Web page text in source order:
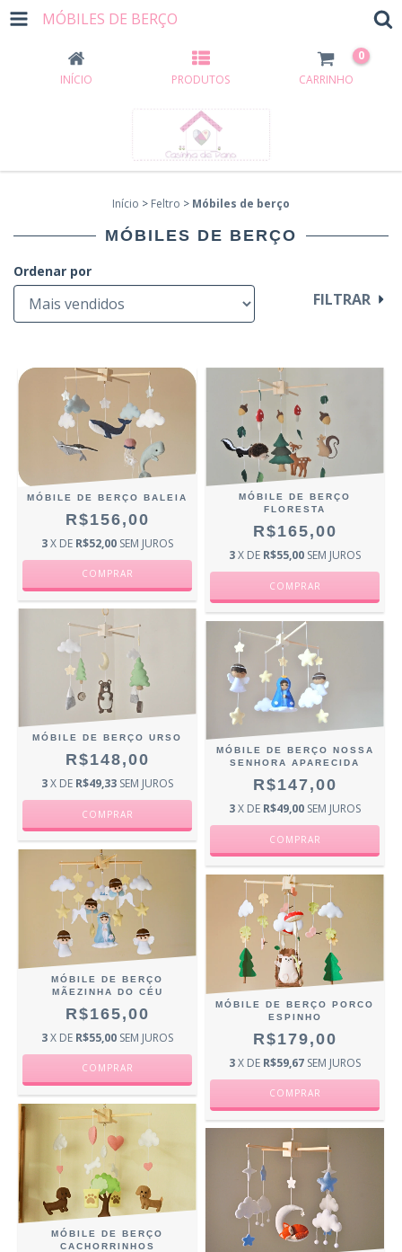
MÓBILES DE BERÇO
INÍCIO PRODUTOS CARRINHO
0
Início > Feltro > Móbiles de berço
MÓBILES DE BERÇO
Ordenar por
FILTRAR
MÓBILE DE BERÇO BALEIA
R$156,00
3X DE R$52,00 SEM JUROS
MÓBILE DE BERÇO
FLORESTA
R$165,00
3X DE R$55,00 SEM JUROS
MÓBILE DE BERÇO URSO
R$148,00
3X DE R$49,33 SEM JUROS
MÓBILE DE BERÇO NOSSA
SENHORA APARECIDA
R$147,00
3X DE R$49,00 SEM JUROS
MÓBILE DE BERÇO
MÃEZINHA DO CÉU
R$165,00
3X DE R$55,00 SEM JUROS
MÓBILE DE BERÇO PORCO
ESPINHO
R$179,00
3X DE R$59,67 SEM JUROS
MÓBILE DE BERÇO
CACHORRINHOS